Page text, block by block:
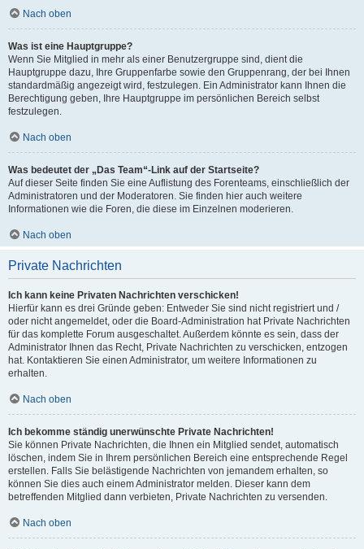
Nach oben
Was ist eine Hauptgruppe?
Wenn Sie Mitglied in mehr als einer Benutzergruppe sind, dient die
Hauptgruppe dazu, Ihre Gruppenfarbe sowie den Gruppenrang, der bei Ihnen
standardmäßig angezeigt wird, festzulegen. Ein Administrator kann Ihnen die
Berechtigung geben, Ihre Hauptgruppe im persönlichen Bereich selbst
festzulegen.
Nach oben
Was bedeutet der „Das Team“-Link auf der Startseite?
Auf dieser Seite finden Sie eine Auflistung des Forenteams, einschließlich der
Administratoren und der Moderatoren. Sie finden hier auch weitere
Informationen wie die Foren, die diese im Einzelnen moderieren.
Nach oben
Private Nachrichten
Ich kann keine Privaten Nachrichten verschicken!
Hierfür kann es drei Gründe geben: Entweder Sie sind nicht registriert und /
oder nicht angemeldet, oder die Board-Administration hat Private Nachrichten
für das komplette Forum ausgeschaltet. Außerdem könnte es sein, dass der
Administrator Ihnen das Recht, Private Nachrichten zu verschicken, entzogen
hat. Kontaktieren Sie einen Administrator, um weitere Informationen zu
erhalten.
Nach oben
Ich bekomme ständig unerwünschte Private Nachrichten!
Sie können Private Nachrichten, die Ihnen ein Mitglied sendet, automatisch
löschen, indem Sie in Ihrem persönlichen Bereich eine entsprechende Regel
erstellen. Falls Sie belästigende Nachrichten von jemandem erhalten, so
können Sie dies auch einem Administrator melden. Dieser kann dem
betreffenden Mitglied dann verbieten, Private Nachrichten zu versenden.
Nach oben